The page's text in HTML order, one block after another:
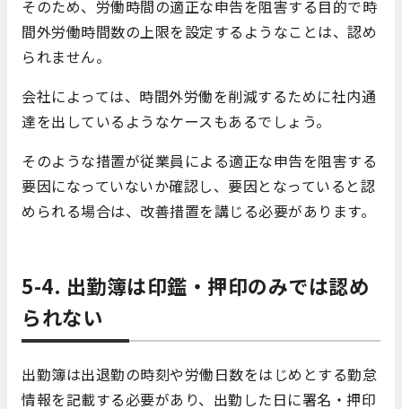
そのため、労働時間の適正な申告を阻害する目的で時
間外労働時間数の上限を設定するようなことは、認め
られません。
会社によっては、時間外労働を削減するために社内通
達を出しているようなケースもあるでしょう。
そのような措置が従業員による適正な申告を阻害する
要因になっていないか確認し、要因となっていると認
められる場合は、改善措置を講じる必要があります。
5-4. 出勤簿は印鑑・押印のみでは認め
られない
出勤簿は出退勤の時刻や労働日数をはじめとする勤怠
情報を記載する必要があり、出勤した日に署名・押印